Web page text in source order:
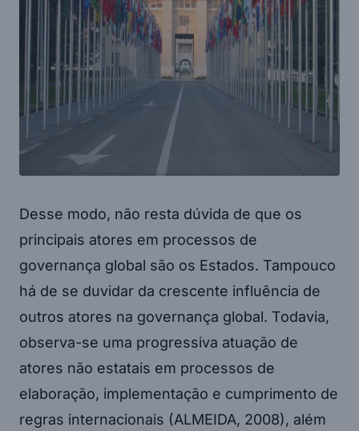
Desse modo, não resta dúvida de que os
principais atores em processos de
governança global são os Estados. Tampouco
há de se duvidar da crescente influência de
outros atores na governança global. Todavia,
observa-se uma progressiva atuação de
atores não estatais em processos de
elaboração, implementação e cumprimento de
regras internacionais (ALMEIDA, 2008), além